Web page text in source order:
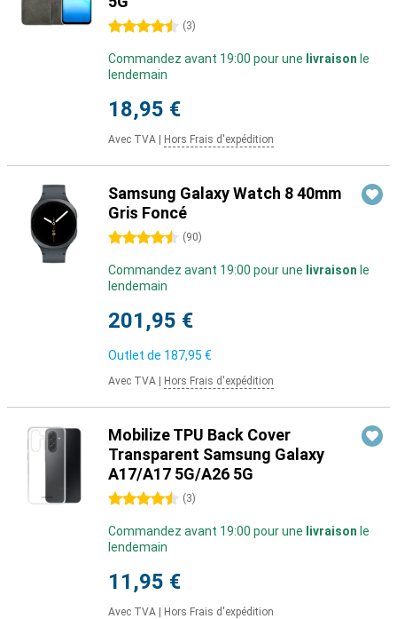
4.5 étoiles (3)
Commandez avant 19:00 pour une livraison le
lendemain
18,95 €
Avec TVA Hors Frais d'expédition
Samsung Galaxy Watch 8 40mm
Gris Foncé
4.5 étoiles (90)
Commandez avant 19:00 pour une livraison le
lendemain
201,95 €
Outlet de 187,95 €
Avec TVA Hors Frais d'expédition
Mobilize TPU Back Cover
Transparent Samsung Galaxy
A17/A17 5G/A26 5G
4.5 étoiles (3)
Commandez avant 19:00 pour une livraison le
lendemain
11,95 €
Avec TVA Hors Frais d'expédition